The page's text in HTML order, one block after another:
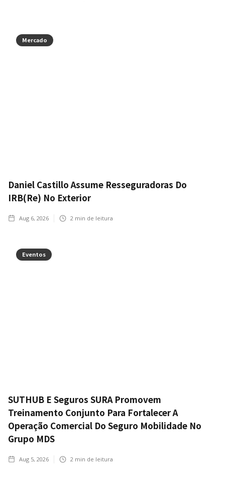
Mercado
Daniel Castillo Assume Resseguradoras Do
IRB(Re) No Exterior
Aug 6, 2026 2 min de leitura
Eventos
SUTHUB E Seguros SURA Promovem
Treinamento Conjunto Para Fortalecer A
Operação Comercial Do Seguro Mobilidade No
Grupo MDS
Aug 5, 2026 2 min de leitura